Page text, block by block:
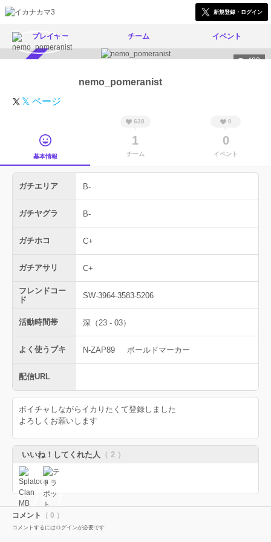
新規登録・ログイン
プレイヤー チーム イベント
490
nemo_pomeranist
𝕏 ページ
基本情報
638
1
チーム
0
0
イベント
ガチエリア B-
ガチヤグラ B-
ガチホコ C+
ガチアサリ C+
フレンドコー
ド
SW-3964-3583-5206
活動時間帯 深（23 - 03）
よく使うブキ N-ZAP89 ボールドマーカー
配信URL
ボイチャしながらイカりたくて登録しました
よろしくお願いします
いいね！してくれた人 （ 2 ）
コメント （ 0 ）
コメントするにはログインが必要です